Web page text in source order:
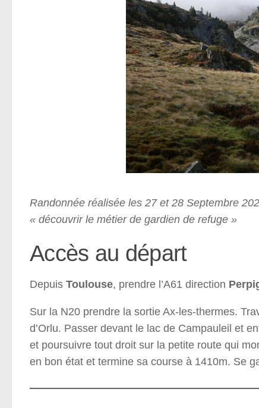
Randonnée réalisée les 27 et 28 Septembre
« découvrir le métier de gardien de refuge »
Accès au départ
Depuis Toulouse, prendre l’A61 direction
Sur la N20 prendre la sortie Ax-les-thermes.
d’Orlu. Passer devant le lac de Campauleil et
et poursuivre tout droit sur la petite route qui
en bon état et termine sa course à 1410m. Se